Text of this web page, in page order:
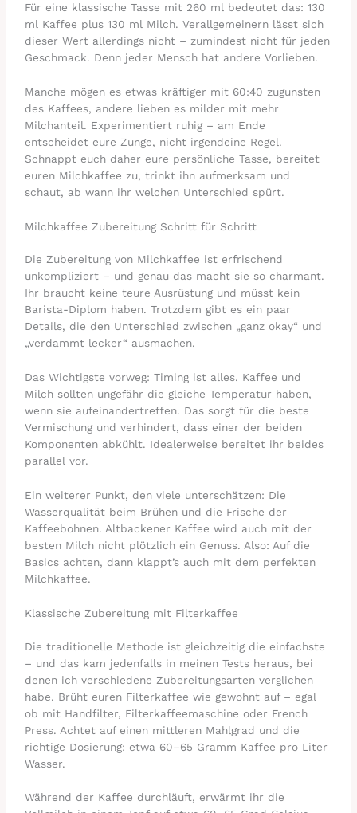
Für eine klassische Tasse mit 260 ml bedeutet das: 130
ml Kaffee plus 130 ml Milch. Verallgemeinern lässt sich
dieser Wert allerdings nicht – zumindest nicht für jeden
Geschmack. Denn jeder Mensch hat andere Vorlieben.
Manche mögen es etwas kräftiger mit 60:40 zugunsten
des Kaffees, andere lieben es milder mit mehr
Milchanteil. Experimentiert ruhig – am Ende
entscheidet eure Zunge, nicht irgendeine Regel.
Schnappt euch daher eure persönliche Tasse, bereitet
euren Milchkaffee zu, trinkt ihn aufmerksam und
schaut, ab wann ihr welchen Unterschied spürt.
Milchkaffee Zubereitung Schritt für Schritt
Die Zubereitung von Milchkaffee ist erfrischend
unkompliziert – und genau das macht sie so charmant.
Ihr braucht keine teure Ausrüstung und müsst kein
Barista-Diplom haben. Trotzdem gibt es ein paar
Details, die den Unterschied zwischen „ganz okay“ und
„verdammt lecker“ ausmachen.
Das Wichtigste vorweg: Timing ist alles. Kaffee und
Milch sollten ungefähr die gleiche Temperatur haben,
wenn sie aufeinandertreffen. Das sorgt für die beste
Vermischung und verhindert, dass einer der beiden
Komponenten abkühlt. Idealerweise bereitet ihr beides
parallel vor.
Ein weiterer Punkt, den viele unterschätzen: Die
Wasserqualität beim Brühen und die Frische der
Kaffeebohnen. Altbackener Kaffee wird auch mit der
besten Milch nicht plötzlich ein Genuss. Also: Auf die
Basics achten, dann klappt’s auch mit dem perfekten
Milchkaffee.
Klassische Zubereitung mit Filterkaffee
Die traditionelle Methode ist gleichzeitig die einfachste
– und das kam jedenfalls in meinen Tests heraus, bei
denen ich verschiedene Zubereitungsarten verglichen
habe. Brüht euren Filterkaffee wie gewohnt auf – egal
ob mit Handfilter, Filterkaffeemaschine oder French
Press. Achtet auf einen mittleren Mahlgrad und die
richtige Dosierung: etwa 60–65 Gramm Kaffee pro Liter
Wasser.
Während der Kaffee durchläuft, erwärmt ihr die